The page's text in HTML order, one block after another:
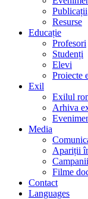
Publicații
Resurse
Educație
Profesori
Studenți
Elevi
Proiecte
Exil
Exilul
Arhiva
Media
Apariții
Filme
Contact
Languages